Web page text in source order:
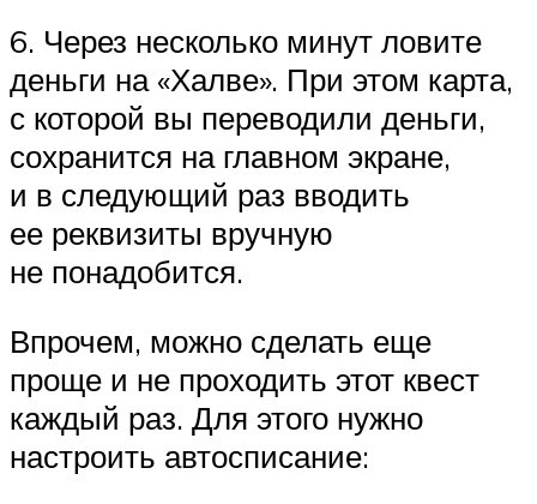
6. Через несколько минут ловите
деньги на «Халве». При этом карта,
с которой вы переводили деньги,
сохранится на главном экране,
и в следующий раз вводить
ее реквизиты вручную
не понадобится.
Впрочем, можно сделать еще
проще и не проходить этот квест
каждый раз. Для этого нужно
настроить автосписание: